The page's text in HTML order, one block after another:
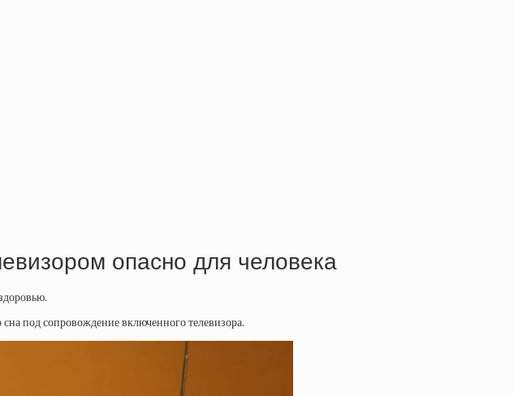
опасно для человека
под сопровождение включенного телевизора.